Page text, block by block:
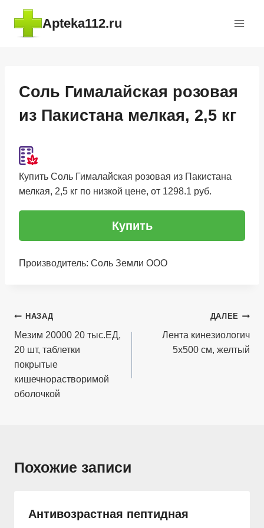
Перейти
содержимому
Apteka112.ru
Соль Гималайская розовая
из Пакистана мелкая, 2,5 кг
Купить Соль Гималайская розовая из Пакистана
мелкая, 2,5 кг по низкой цене, от 1298.1 руб.
Купить
Производитель: Соль Земли ООО
Навигация
по
записям
НАЗАД
Мезим 20000 20 тыс.ЕД,
20 шт, таблетки
покрытые
кишечнорастворимой
оболочкой
ДАЛЕЕ
Лента кинезиологич
5х500 см, желтый
Похожие записи
Антивозрастная пептидная